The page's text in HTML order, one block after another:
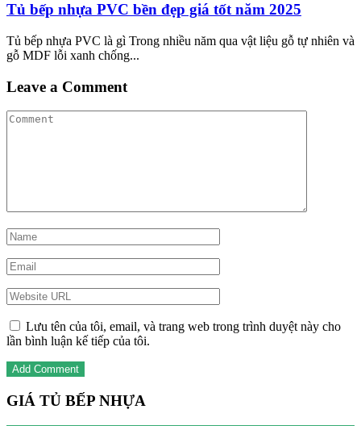
Tủ bếp nhựa PVC bền đẹp giá tốt năm 2025
Tủ bếp nhựa PVC là gì Trong nhiều năm qua vật liệu gỗ tự nhiên và
gỗ MDF lỗi xanh chống...
Leave a Comment
Lưu tên của tôi, email, và trang web trong trình duyệt này cho
lần bình luận kế tiếp của tôi.
GIÁ TỦ BẾP NHỰA